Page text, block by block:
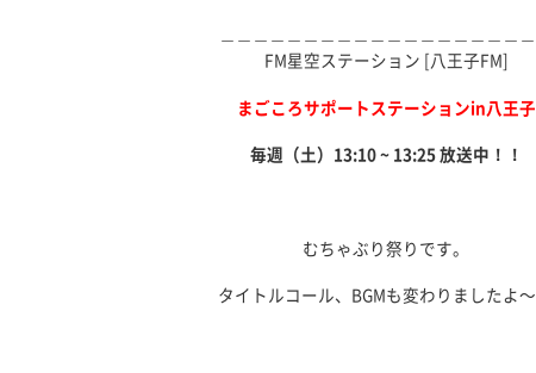
FM星空ステーション [八王子FM]
まごころサポートステーションin八王子
毎週（土）13:10 ~ 13:25 放送中！！
むちゃぶり祭りです。
タイトルコール、BGMも変わりましたよ〜